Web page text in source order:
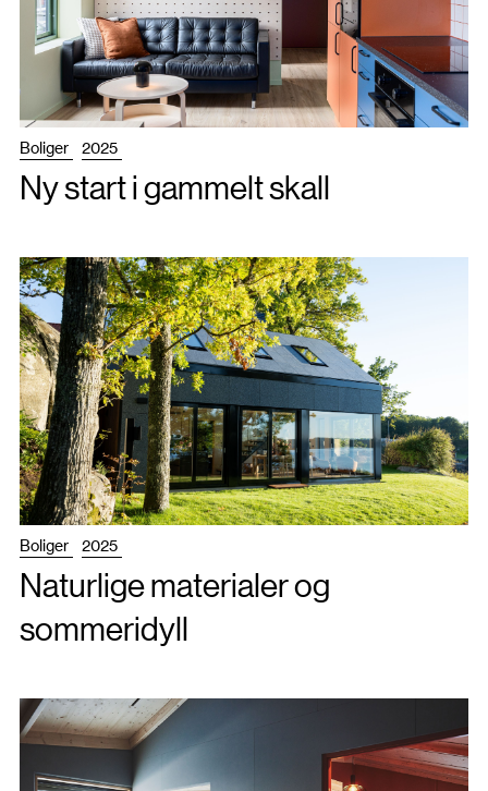
Boliger 2025
Ny start i gammelt skall
Boliger 2025
Naturlige materialer og
sommeridyll